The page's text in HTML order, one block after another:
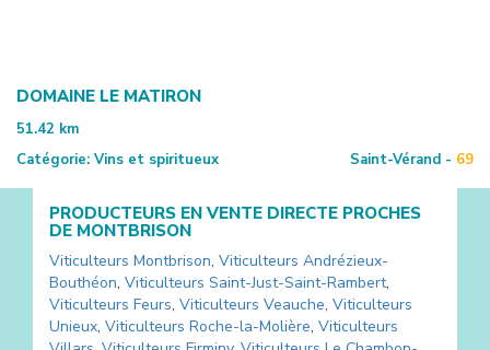
DOMAINE LE MATIRON
51.42 km
Catégorie: Vins et spiritueux Saint-Vérand - 69
PRODUCTEURS EN VENTE DIRECTE PROCHES
DE MONTBRISON
Viticulteurs Montbrison, Viticulteurs Andrézieux-
Bouthéon, Viticulteurs Saint-Just-Saint-Rambert,
Viticulteurs Feurs, Viticulteurs Veauche, Viticulteurs
Unieux, Viticulteurs Roche-la-Molière, Viticulteurs